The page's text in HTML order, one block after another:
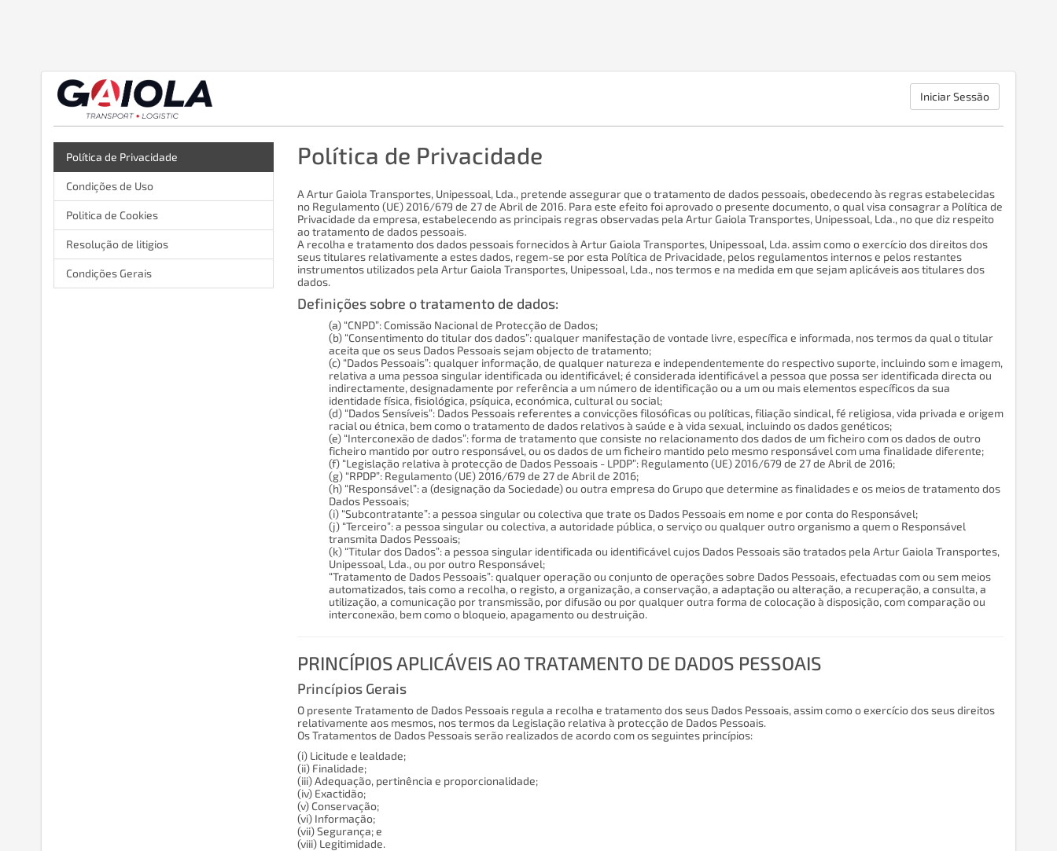
Iniciar Sessão
Política de Privacidade
Condições de Uso
Politica de Cookies
Resolução de litigios
Condições Gerais
Política de Privacidade
A Artur Gaiola Transportes, Unipessoal, Lda., pretende assegurar que o tratamento de dados pessoais, obedecendo às regras estabelecidas
no Regulamento (UE) 2016/679 de 27 de Abril de 2016. Para este efeito foi aprovado o presente documento, o qual visa consagrar a Política de
Privacidade da empresa, estabelecendo as principais regras observadas pela Artur Gaiola Transportes, Unipessoal, Lda., no que diz respeito
ao tratamento de dados pessoais.
A recolha e tratamento dos dados pessoais fornecidos à Artur Gaiola Transportes, Unipessoal, Lda. assim como o exercício dos direitos dos
seus titulares relativamente a estes dados, regem-se por esta Política de Privacidade, pelos regulamentos internos e pelos restantes
instrumentos utilizados pela Artur Gaiola Transportes, Unipessoal, Lda., nos termos e na medida em que sejam aplicáveis aos titulares dos
dados.
Definições sobre o tratamento de dados:
(a) “CNPD”: Comissão Nacional de Protecção de Dados;
(b) “Consentimento do titular dos dados”: qualquer manifestação de vontade livre, específica e informada, nos termos da qual o titular
aceita que os seus Dados Pessoais sejam objecto de tratamento;
(c) “Dados Pessoais”: qualquer informação, de qualquer natureza e independentemente do respectivo suporte, incluindo som e imagem,
relativa a uma pessoa singular identificada ou identificável; é considerada identificável a pessoa que possa ser identificada directa ou
indirectamente, designadamente por referência a um número de identificação ou a um ou mais elementos específicos da sua
identidade física, fisiológica, psíquica, económica, cultural ou social;
(d) “Dados Sensíveis”: Dados Pessoais referentes a convicções filosóficas ou políticas, filiação sindical, fé religiosa, vida privada e origem
racial ou étnica, bem como o tratamento de dados relativos à saúde e à vida sexual, incluindo os dados genéticos;
(e) “Interconexão de dados”: forma de tratamento que consiste no relacionamento dos dados de um ficheiro com os dados de outro
ficheiro mantido por outro responsável, ou os dados de um ficheiro mantido pelo mesmo responsável com uma finalidade diferente;
(f) “Legislação relativa à protecção de Dados Pessoais - LPDP”: Regulamento (UE) 2016/679 de 27 de Abril de 2016;
(g) “RPDP”: Regulamento (UE) 2016/679 de 27 de Abril de 2016;
(h) “Responsável”: a (designação da Sociedade) ou outra empresa do Grupo que determine as finalidades e os meios de tratamento dos
Dados Pessoais;
(i) “Subcontratante”: a pessoa singular ou colectiva que trate os Dados Pessoais em nome e por conta do Responsável;
(j) “Terceiro”: a pessoa singular ou colectiva, a autoridade pública, o serviço ou qualquer outro organismo a quem o Responsável
transmita Dados Pessoais;
(k) “Titular dos Dados”: a pessoa singular identificada ou identificável cujos Dados Pessoais são tratados pela Artur Gaiola Transportes,
Unipessoal, Lda., ou por outro Responsável;
“Tratamento de Dados Pessoais”: qualquer operação ou conjunto de operações sobre Dados Pessoais, efectuadas com ou sem meios
automatizados, tais como a recolha, o registo, a organização, a conservação, a adaptação ou alteração, a recuperação, a consulta, a
utilização, a comunicação por transmissão, por difusão ou por qualquer outra forma de colocação à disposição, com comparação ou
interconexão, bem como o bloqueio, apagamento ou destruição.
PRINCÍPIOS APLICÁVEIS AO TRATAMENTO DE DADOS PESSOAIS
Princípios Gerais
O presente Tratamento de Dados Pessoais regula a recolha e tratamento dos seus Dados Pessoais, assim como o exercício dos seus direitos
relativamente aos mesmos, nos termos da Legislação relativa à protecção de Dados Pessoais.
Os Tratamentos de Dados Pessoais serão realizados de acordo com os seguintes princípios:
(i) Licitude e lealdade;
(ii) Finalidade;
(iii) Adequação, pertinência e proporcionalidade;
(iv) Exactidão;
(v) Conservação;
(vi) Informação;
(vii) Segurança; e
(viii) Legitimidade.